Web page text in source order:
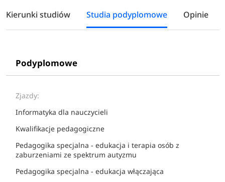
Kierunki studiów Studia podyplomowe Opinie
Podyplomowe
Zjazdy:
Informatyka dla nauczycieli
Kwalifikacje pedagogiczne
Pedagogika specjalna - edukacja i terapia osób z
zaburzeniami ze spektrum autyzmu
Pedagogika specjalna - edukacja włączająca